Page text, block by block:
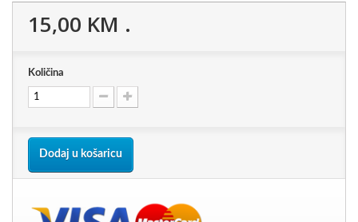
15,00 KM .
Količina
Dodaj u košaricu